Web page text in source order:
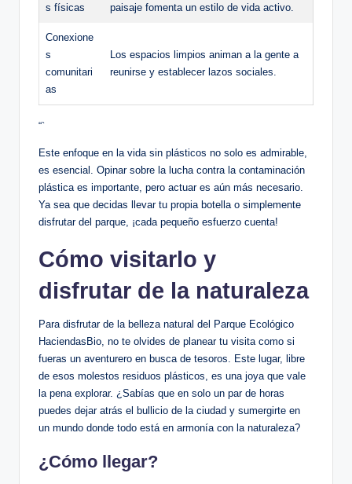
s físicas
paisaje fomenta un estilo de vida activo.
Conexione
s
comunitari
as
Los espacios limpios animan a la gente a
reunirse y establecer lazos sociales.
“`
Este enfoque en la vida sin plásticos no solo es admirable,
es esencial. Opinar sobre la lucha contra la contaminación
plástica es importante, pero actuar es aún más necesario.
Ya sea que decidas llevar tu propia botella o simplemente
disfrutar del parque, ¡cada pequeño esfuerzo cuenta!
Cómo visitarlo y
disfrutar de la naturaleza
Para disfrutar de la belleza natural del Parque Ecológico
HaciendasBio, no te olvides de planear tu visita como si
fueras un aventurero en busca de tesoros. Este lugar, libre
de esos molestos residuos plásticos, es una joya que vale
la pena explorar. ¿Sabías que en solo un par de horas
puedes dejar atrás el bullicio de la ciudad y sumergirte en
un mundo donde todo está en armonía con la naturaleza?
¿Cómo llegar?